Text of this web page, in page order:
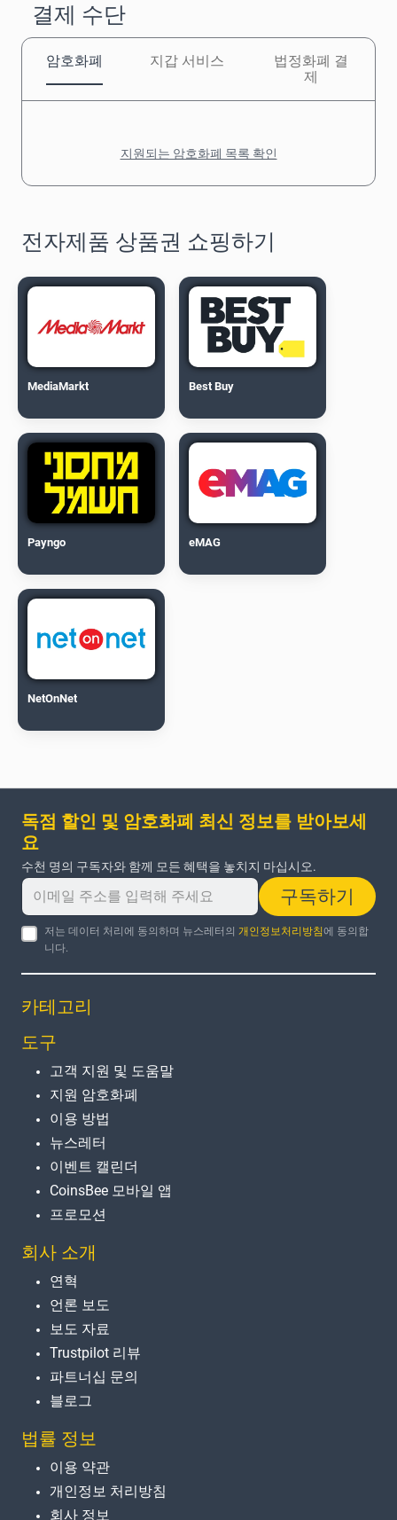
결제 수단
암호화폐 지갑 서비스
법정화폐 결
제
지원되는 암호화폐 목록 확인
전자제품 상품권 쇼핑하기
MediaMarkt Best Buy
Payngo eMAG
NetOnNet
독점 할인 및 암호화폐 최신 정보를 받아보세
요
수천 명의 구독자와 함께 모든 혜택을 놓치지 마십시오.
구독하기
저는 데이터 처리에 동의하며 뉴스레터의 개인정보처리방침에 동의합
니다.
카테고리
도구
고객 지원 및 도움말
지원 암호화폐
이용 방법
뉴스레터
이벤트 캘린더
CoinsBee 모바일 앱
프로모션
회사 소개
연혁
언론 보도
보도 자료
Trustpilot 리뷰
파트너십 문의
블로그
법률 정보
이용 약관
개인정보 처리방침
회사 정보